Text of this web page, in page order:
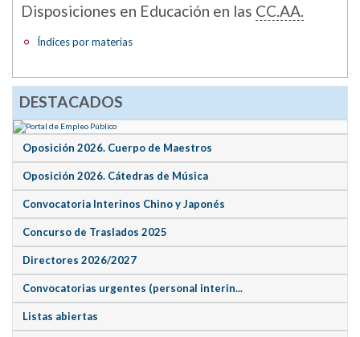
Disposiciones en Educación en las CC.AA.
Índices por materias
DESTACADOS
Oposición 2026. Cuerpo de Maestros
Oposición 2026. Cátedras de Música
Convocatoria Interinos Chino y Japonés
Concurso de Traslados 2025
Directores 2026/2027
Convocatorias urgentes (personal interin...
Listas abiertas